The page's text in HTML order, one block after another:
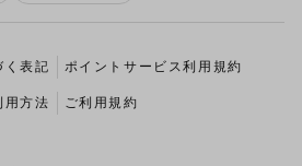
く表記 ポイントサービス利用規約
用方法 ご利用規約